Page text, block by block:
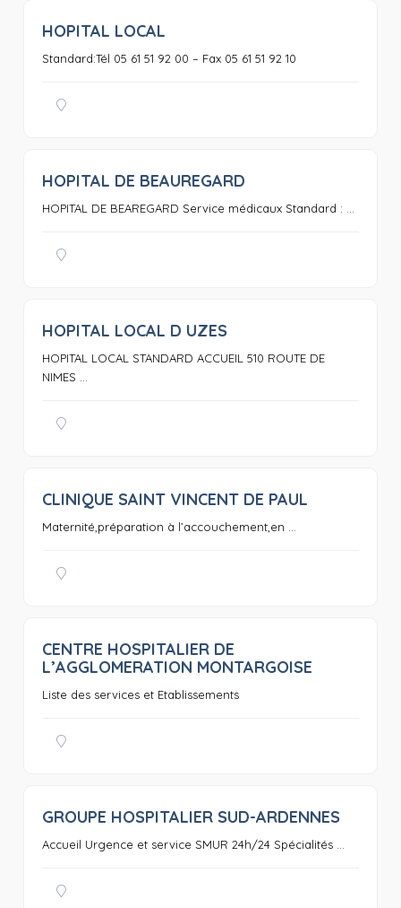
HOPITAL LOCAL
Standard:Tél 05 61 51 92 00 – Fax 05 61 51 92 10
HOPITAL DE BEAUREGARD
HOPITAL DE BEAREGARD Service médicaux Standard : ...
HOPITAL LOCAL D UZES
HOPITAL LOCAL STANDARD ACCUEIL 510 ROUTE DE
NIMES ...
CLINIQUE SAINT VINCENT DE PAUL
Maternité,préparation à l’accouchement,en ...
CENTRE HOSPITALIER DE
L’AGGLOMERATION MONTARGOISE
Liste des services et Etablissements
0
GROUPE HOSPITALIER SUD-ARDENNES
Accueil Urgence et service SMUR 24h/24 Spécialités ...